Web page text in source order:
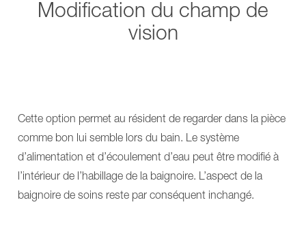
Modification du champ de
vision
Cette option permet au résident de regarder dans la pièce
comme bon lui semble lors du bain. Le système
d’alimentation et d’écoulement d’eau peut être modifié à
l’intérieur de l’habillage de la baignoire. L’aspect de la
baignoire de soins reste par conséquent inchangé.